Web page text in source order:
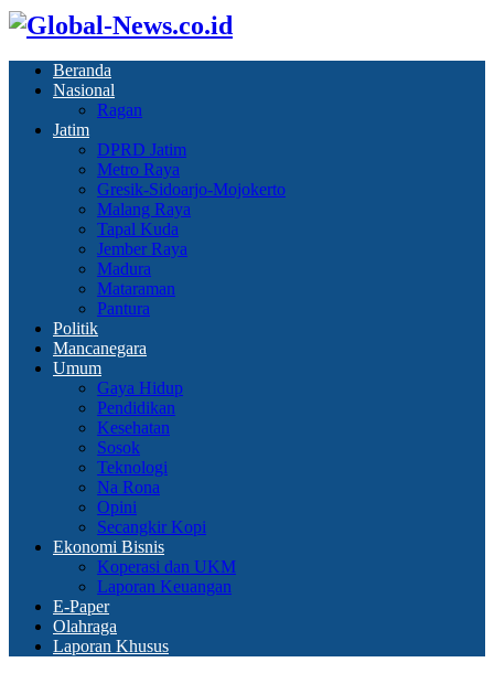
Beranda
Nasional
Ragan
Jatim
DPRD Jatim
Metro Raya
Gresik-Sidoarjo-Mojokerto
Malang Raya
Tapal Kuda
Jember Raya
Madura
Mataraman
Pantura
Politik
Mancanegara
Umum
Gaya Hidup
Pendidikan
Kesehatan
Sosok
Teknologi
Na Rona
Opini
Secangkir Kopi
Ekonomi Bisnis
Koperasi dan UKM
Laporan Keuangan
E-Paper
Olahraga
Laporan Khusus